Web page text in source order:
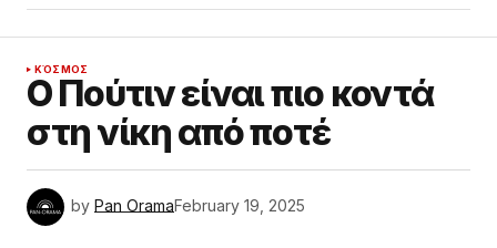
ΚΌΣΜΟΣ
Ο Πούτιν είναι πιο κοντά
στη νίκη από ποτέ
by Pan OramaFebruary 19, 2025